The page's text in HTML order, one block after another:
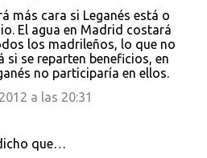
más cara si Leganés está o
El agua en Madrid costará
los madrileños, lo que no
si se reparten beneficios, en
no participaría en ellos.
a las 20:31
que…